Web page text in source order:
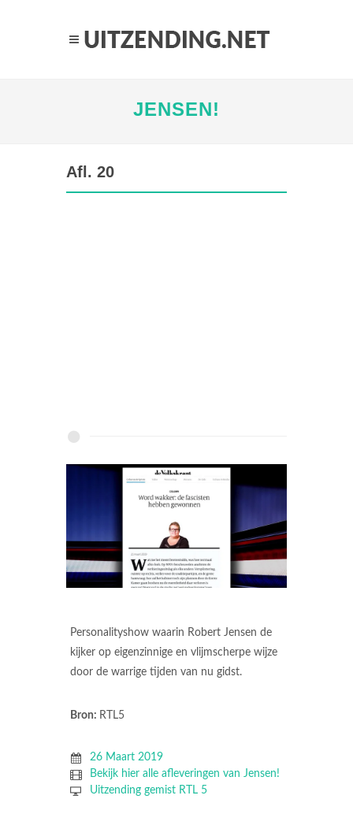
JENSEN!
Afl. 20
Personalityshow waarin Robert Jensen de
kijker op eigenzinnige en vlijmscherpe wijze
door de warrige tijden van nu gidst.
Bron: RTL5
26 Maart 2019
Bekijk hier alle afleveringen van Jensen!
Uitzending gemist RTL 5